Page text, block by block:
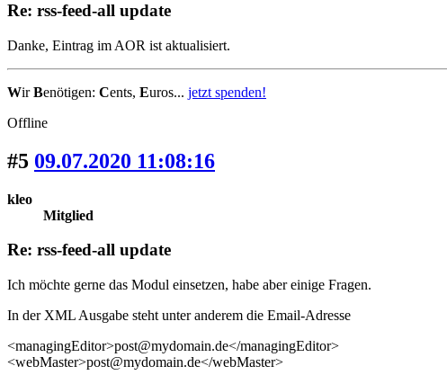
Re: rss-feed-all update
Danke, Eintrag im AOR ist aktualisiert.
WirBenötigen: Cents, Euros... jetzt spenden!
Offline
#5 09.07.2020 11:08:16
kleo
Mitglied
Re: rss-feed-all update
Ich möchte gerne das Modul einsetzen, habe aber einige Fragen.
In der XML Ausgabe steht unter anderem die Email-Adresse
<managingEditor>post@mydomain.de</managingEditor>
<webMaster>post@mydomain.de</webMaster>